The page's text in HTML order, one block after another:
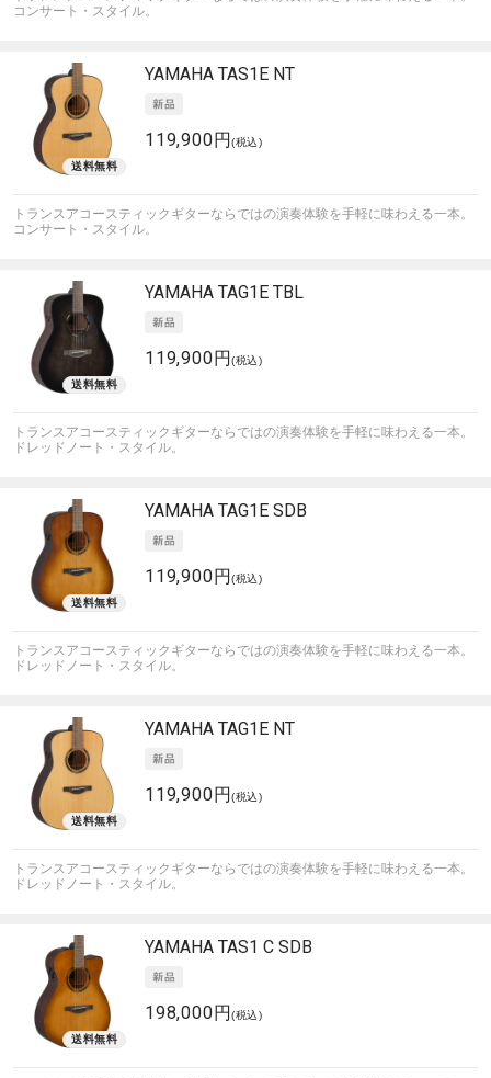
コンサート・スタイル。
YAMAHA TAS1E NT
119,900円(税込)
トランスアコースティックギターならではの演奏体験を手軽に味わえる一本。
コンサート・スタイル。
YAMAHA TAG1E TBL
119,900円(税込)
トランスアコースティックギターならではの演奏体験を手軽に味わえる一本。
ドレッドノート・スタイル。
YAMAHA TAG1E SDB
119,900円(税込)
トランスアコースティックギターならではの演奏体験を手軽に味わえる一本。
ドレッドノート・スタイル。
YAMAHA TAG1E NT
119,900円(税込)
トランスアコースティックギターならではの演奏体験を手軽に味わえる一本。
ドレッドノート・スタイル。
YAMAHA TAS1 C SDB
198,000円(税込)